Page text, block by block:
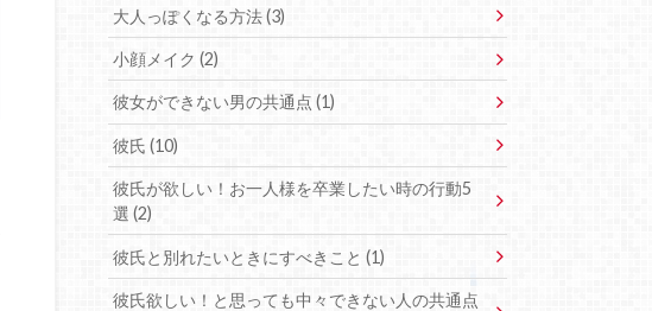
大人っぽくなる方法 (3)
小顔メイク (2)
彼女ができない男の共通点 (1)
彼氏 (10)
彼氏が欲しい！お一人様を卒業したい時の行動5
選 (2)
彼氏と別れたいときにすべきこと (1)
彼氏欲しい！と思っても中々できない人の共通点